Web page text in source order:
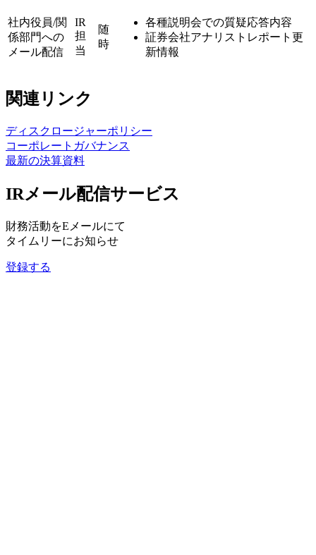
社内役員/関
係部門への
メール配信
IR
担
当
随
時
各種説明会での質疑応答内容
証券会社アナリストレポート更
新情報
関連リンク
ディスクロージャーポリシー
コーポレートガバナンス
最新の決算資料
IRメール配信サービス
財務活動をEメールにて
タイムリーにお知らせ
登録する